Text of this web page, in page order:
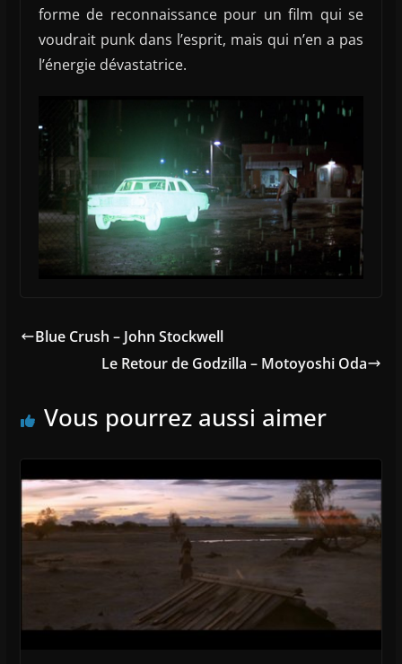
forme de reconnaissance pour un film qui se
voudrait punk dans l’esprit, mais qui n’en a pas
l’énergie dévastatrice.
Blue Crush – John Stockwell
Le Retour de Godzilla – Motoyoshi Oda
Vous pourrez aussi aimer